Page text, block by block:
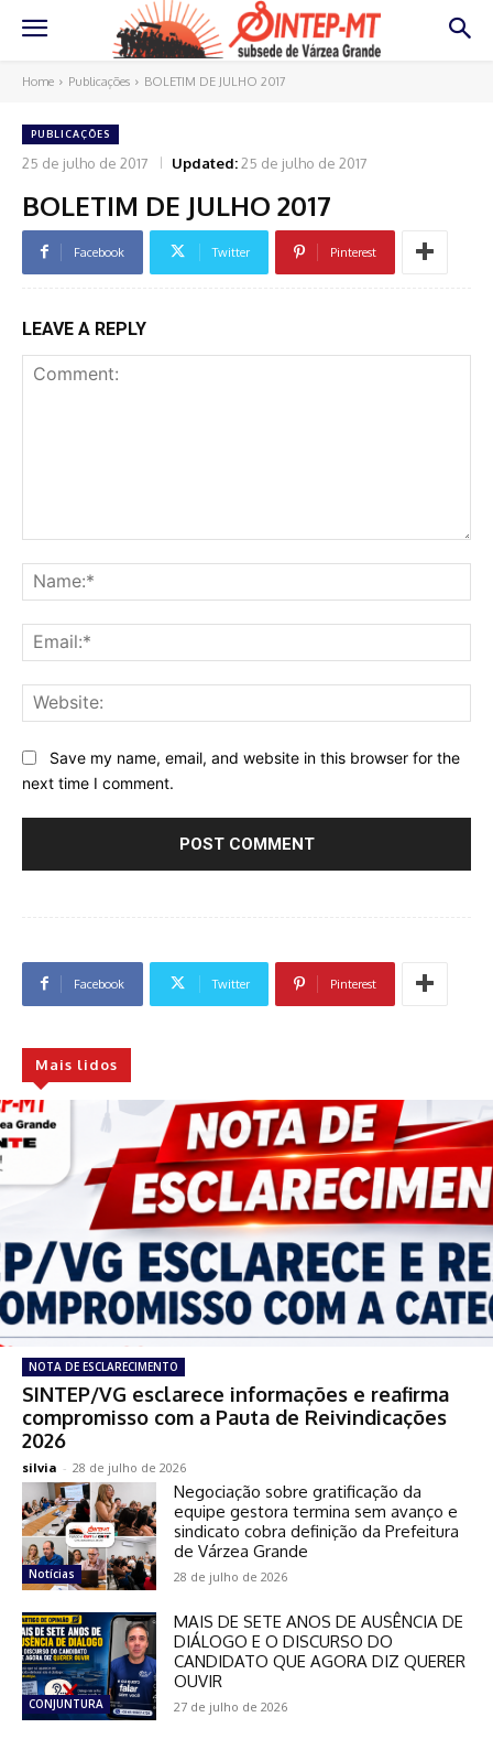
Home Publicações BOLETIM DE JULHO 2017
PUBLICAÇÕES
25 de julho de 2017 Updated:25 de julho de 2017
BOLETIM DE JULHO 2017
Facebook Twitter Pinterest
LEAVE A REPLY
Save my name, email, and website in this browser for the
next time I comment.
Facebook Twitter Pinterest
Mais lidos
NOTA DE ESCLARECIMENTO
SINTEP/VG esclarece informações e reafirma
compromisso com a Pauta de Reivindicações
2026
silvia - 28 de julho de 2026
Notícias
Negociação sobre gratificação da
equipe gestora termina sem avanço e
sindicato cobra definição da Prefeitura
de Várzea Grande
28 de julho de 2026
CONJUNTURA
MAIS DE SETE ANOS DE AUSÊNCIA DE
DIÁLOGO E O DISCURSO DO
CANDIDATO QUE AGORA DIZ QUERER
OUVIR
27 de julho de 2026